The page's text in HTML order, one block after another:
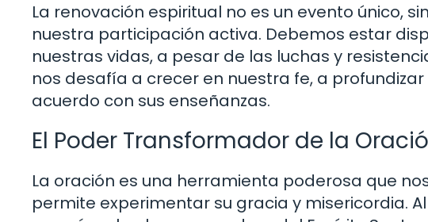
La renovación espiritual no es un evento único,
nuestra participación activa. Debemos estar
nuestras vidas, a pesar de las luchas y
nos desafía a crecer en nuestra fe, a
acuerdo con sus enseñanzas.
El Poder Transformador de la
La oración es una herramienta poderosa que
permite experimentar su gracia y misericordia.